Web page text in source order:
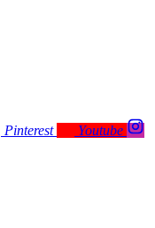
Pinterest
Youtube